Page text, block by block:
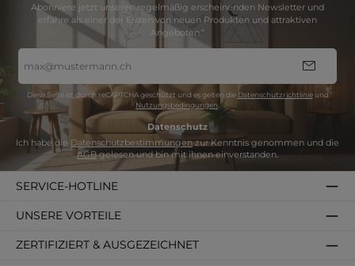
Abonniere jetzt unseren regelmäßig erscheinenden Newsletter und
erfahre als einer der Ersten von neuen Produkten und attraktiven
Angeboten.“
Mail-
Adresse
Diese Seite ist durch reCAPTCHA geschützt und es gelten die Datenschutzrichtlinieund
Nutzungsbedingungen
Datenschutz
Ich habe die Datenschutzbestimmungenzur Kenntnis genommen und die
AGBgelesen und bin mit ihnen einverstanden.
SERVICE-HOTLINE
ZERTIFIZIERT & AUSGEZEICHNET
UNSERE VORTEILE